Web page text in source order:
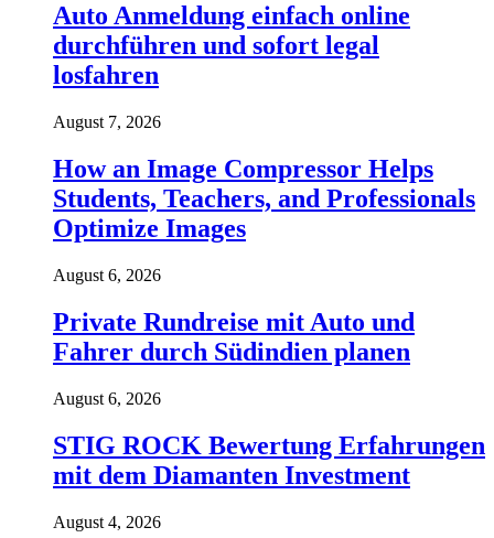
Auto Anmeldung einfach online
durchführen und sofort legal
losfahren
August 7, 2026
How an Image Compressor Helps
Students, Teachers, and Professionals
Optimize Images
August 6, 2026
Private Rundreise mit Auto und
Fahrer durch Südindien planen
August 6, 2026
STIG ROCK Bewertung Erfahrungen
mit dem Diamanten Investment
August 4, 2026